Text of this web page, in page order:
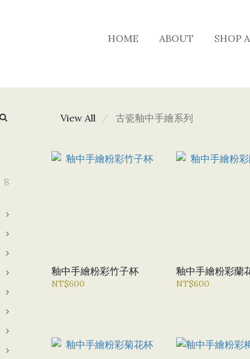
HOME ABOUT SHOP
8
View All 古瓷釉中手繪系列
釉中手繪粉彩竹子杯
NT$600
釉中手繪粉彩蘭
NT$600